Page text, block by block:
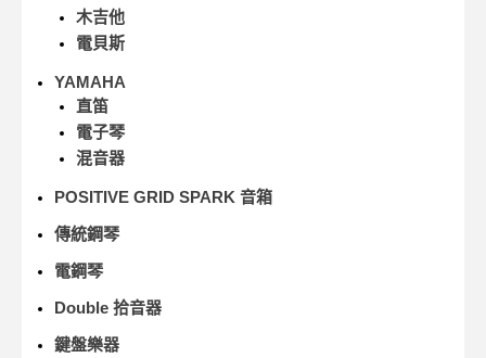
木吉他
電貝斯
YAMAHA
直笛
電子琴
混音器
POSITIVE GRID SPARK 音箱
傳統鋼琴
電鋼琴
Double 拾音器
鍵盤樂器